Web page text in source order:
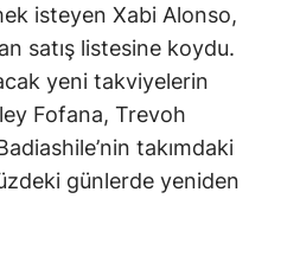
isteyen Xabi Alonso,
satış listesine koydu.
yeni takviyelerin
Fofana, Trevoh
takımdaki
günlerde yeniden